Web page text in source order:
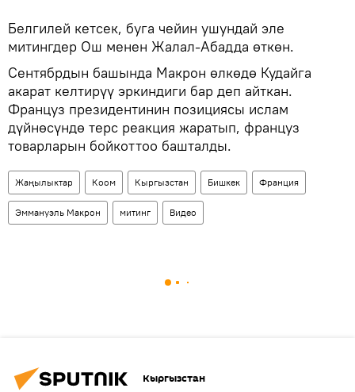
Белгилей кетсек, буга чейин ушундай эле
митингдер Ош менен Жалал-Абадда өткөн.
Сентябрдын башында Макрон өлкөдө Кудайга
акарат келтирүү эркиндиги бар деп айткан.
Француз президентинин позициясы ислам
дүйнөсүндө терс реакция жаратып, француз
товарларын бойкоттоо башталды.
Жаңылыктар Коом Кыргызстан Бишкек Франция
Эммануэль Макрон митинг Видео
Кыргызстан